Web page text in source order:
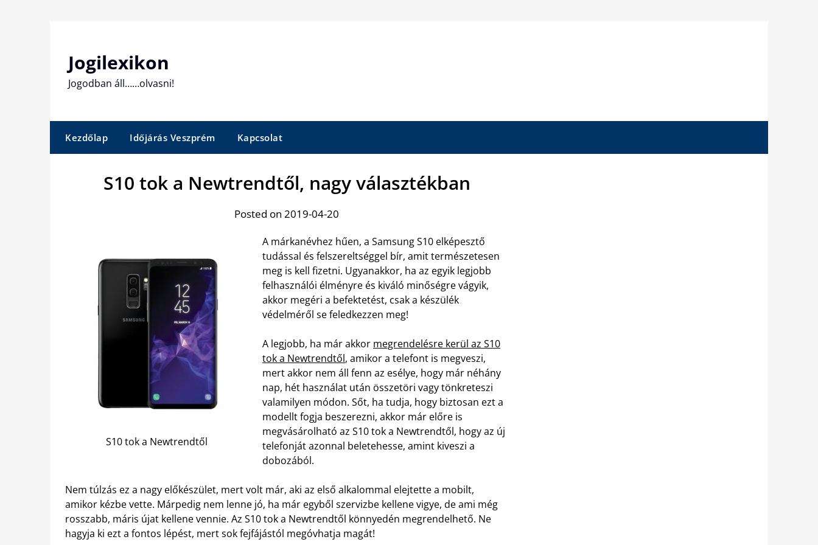
Jogilexikon
Jogodban áll……olvasni!
Kezdőlap Időjárás Veszprém Kapcsolat
S10 tok a Newtrendtől, nagy választékban
Posted on 2019-04-20
S10 tok a Newtrendtől
A márkanévhez hűen, a Samsung S10 elképesztő
tudással és felszereltséggel bír, amit természetesen
meg is kell fizetni. Ugyanakkor, ha az egyik legjobb
felhasználói élményre és kiváló minőségre vágyik,
akkor megéri a befektetést, csak a készülék
védelméről se feledkezzen meg!
A legjobb, ha már akkor megrendelésre kerül az S10
tok a Newtrendtől, amikor a telefont is megveszi,
mert akkor nem áll fenn az esélye, hogy már néhány
nap, hét használat után összetöri vagy tönkreteszi
valamilyen módon. Sőt, ha tudja, hogy biztosan ezt a
modellt fogja beszerezni, akkor már előre is
megvásárolható az S10 tok a Newtrendtől, hogy az új
telefonját azonnal beletehesse, amint kiveszi a
dobozából.
Nem túlzás ez a nagy előkészület, mert volt már, aki az első alkalommal elejtette a mobilt,
amikor kézbe vette. Márpedig nem lenne jó, ha már egyből szervizbe kellene vigye, de ami még
rosszabb, máris újat kellene vennie. Az S10 tok a Newtrendtől könnyedén megrendelhető. Ne
hagyja ki ezt a fontos lépést, mert sok fejfájástól megóvhatja magát!